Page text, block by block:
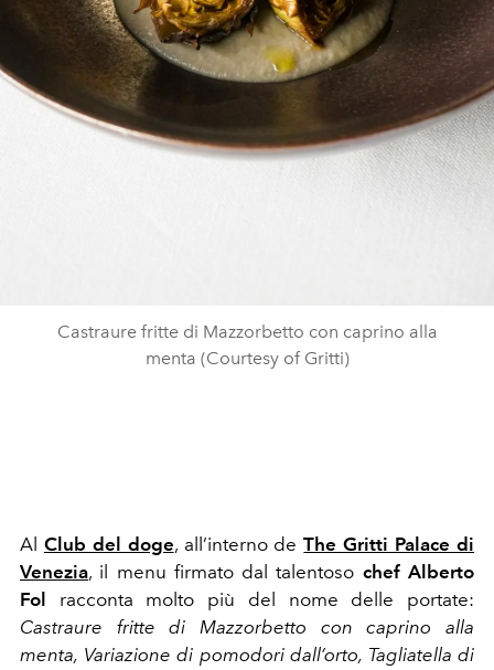
Castraure fritte di Mazzorbetto con caprino alla
menta (Courtesy of Gritti)
Al Club del doge, all’interno deThe Gritti Palace di
Venezia, il menu firmato dal talentoso chef Alberto
Fol racconta molto più del nome delle portate:
Castraure fritte di Mazzorbetto con caprino alla
menta, Variazione di pomodori dall’orto, Tagliatella di